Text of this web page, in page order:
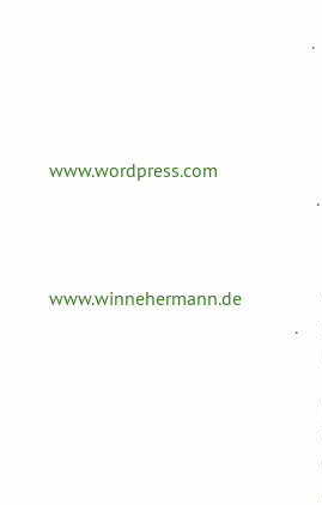
.
www.wordpress.com
.
www.winnehermann.de
.